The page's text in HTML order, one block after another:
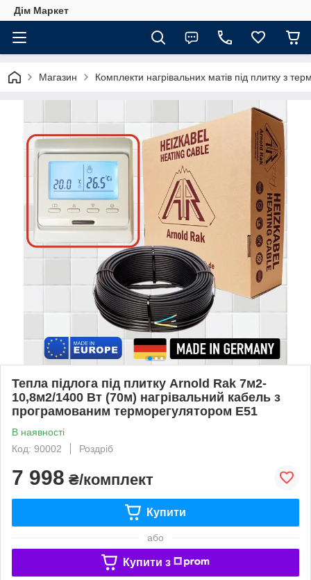
Дім Маркет
Магазин Комплекти нагрівальних матів під плитку з
Тепла підлога під плитку Arnold Rak 7м2-
10,8м2/1400 Вт (70м) нагрівальний кабель з
програмованим терморегулятором E51
В наявності
Код: 90002
Роздріб
7 998 ₴/комплект
Купити
або
Купити з